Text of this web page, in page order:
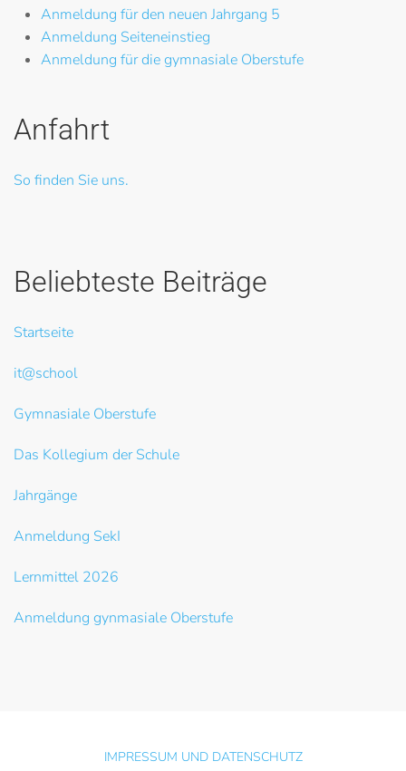
Anmeldung für den neuen Jahrgang 5
Anmeldung Seiteneinstieg
Anmeldung für die gymnasiale Oberstufe
Anfahrt
So finden Sie uns.
Beliebteste Beiträge
Startseite
it@school
Gymnasiale Oberstufe
Das Kollegium der Schule
Jahrgänge
Anmeldung SekI
Lernmittel 2026
Anmeldung gynmasiale Oberstufe
IMPRESSUM UND DATENSCHUTZ